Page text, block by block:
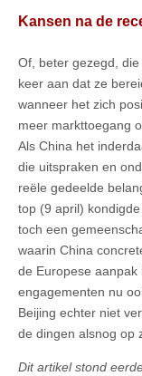
Kansen na de
Of, beter gezegd,
keer aan dat ze
wanneer het zich
meer markttoegang
Als China het
die uitspraken en
reële gedeelde
top (9 april)
toch een
waarin China
de Europese aanpak
engagementen nu
Beijing echter niet
de dingen alsnog op
Dit artikel stond